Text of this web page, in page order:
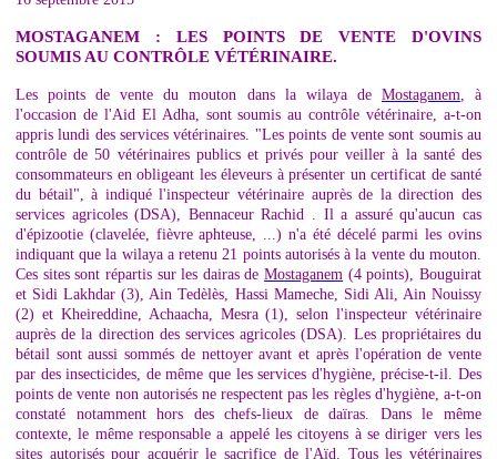
MOSTAGANEM : LES POINTS DE VENTE D'OVINS
SOUMIS AU CONTRÔLE VÉTÉRINAIRE.
Les points de vente du mouton dans la wilaya de Mostaganem, à
l'occasion de l'Aid El Adha, sont soumis au contrôle vétérinaire, a-t-on
appris lundi des services vétérinaires. "Les points de vente sont soumis au
contrôle de 50 vétérinaires publics et privés pour veiller à la santé des
consommateurs en obligeant les éleveurs à présenter un certificat de santé
du bétail", à indiqué l'inspecteur vétérinaire auprès de la direction des
services agricoles (DSA), Bennaceur Rachid . Il a assuré qu'aucun cas
d'épizootie (clavelée, fièvre aphteuse, ...) n'a été décelé parmi les ovins
indiquant que la wilaya a retenu 21 points autorisés à la vente du mouton.
Ces sites sont répartis sur les dairas deMostaganem (4 points), Bouguirat
et Sidi Lakhdar (3), Ain Tedèlès, Hassi Mameche, Sidi Ali, Ain Nouissy
(2) et Kheireddine, Achaacha, Mesra (1), selon l'inspecteur vétérinaire
auprès de la direction des services agricoles (DSA). Les propriétaires du
bétail sont aussi sommés de nettoyer avant et après l'opération de vente
par des insecticides, de même que les services d'hygiène, précise-t-il. Des
points de vente non autorisés ne respectent pas les règles d'hygiène, a-t-on
constaté notamment hors des chefs-lieux de daïras. Dans le même
contexte, le même responsable a appelé les citoyens à se diriger vers les
sites autorisés pour acquérir le sacrifice de l'Aïd. Tous les vétérinaires